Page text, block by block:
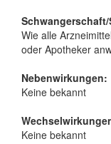
Wie alle
oder Apotheker
Nebenwirkungen:
Keine bekannt
Keine bekannt